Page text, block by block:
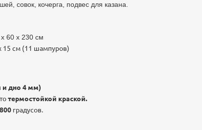
совок, кочерга, подвес для казана.
60 х 230 см
15 см (11 шампуров)
и дно 4 мм)
термостойкой краской.
800 градусов.